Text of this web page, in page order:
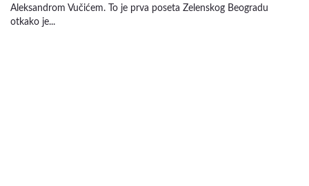
Aleksandrom Vučićem. To je prva poseta Zelenskog Beogradu
otkako je...